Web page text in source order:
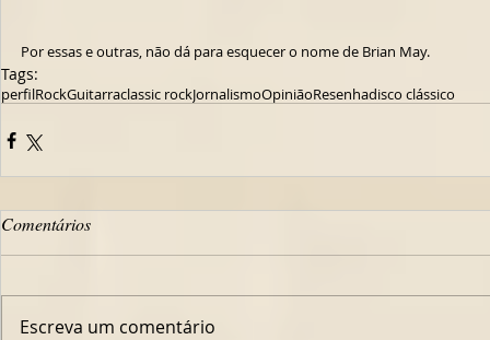
Por essas e outras, não dá para esquecer o nome de Brian May.
Tags:
perfilRockGuitarraclassic rockJornalismoOpiniãoResenhadisco clássico
Comentários
Escreva um comentário